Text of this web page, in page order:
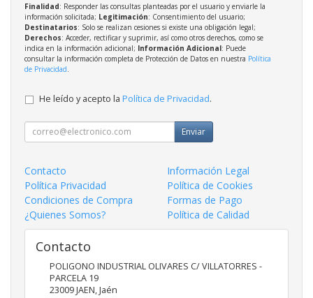
Finalidad: Responder las consultas planteadas por el usuario y enviarle la
información solicitada; Legitimación: Consentimiento del usuario;
Destinatarios: Solo se realizan cesiones si existe una obligación legal;
Derechos: Acceder, rectificar y suprimir, así como otros derechos, como se
indica en la información adicional; Información Adicional: Puede
consultar la información completa de Protección de Datos en nuestra Política
de Privacidad.
He leído y acepto la Política de Privacidad.
Enviar
Contacto
Información Legal
Política Privacidad
Política de Cookies
Condiciones de Compra
Formas de Pago
¿Quienes Somos?
Política de Calidad
Contacto
POLIGONO INDUSTRIAL OLIVARES C/ VILLATORRES -
PARCELA 19
23009JAEN,Jaén